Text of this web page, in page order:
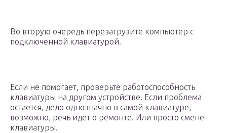
Во вторую очередь перезагрузите компьютер с
подключенной клавиатурой.
Если не помогает, проверьте работоспособность
клавиатуры на другом устройстве. Если проблема
остается, дело однозначно в самой клавиатуре,
возможно, речь идет о ремонте. Или просто смене
клавиатуры.